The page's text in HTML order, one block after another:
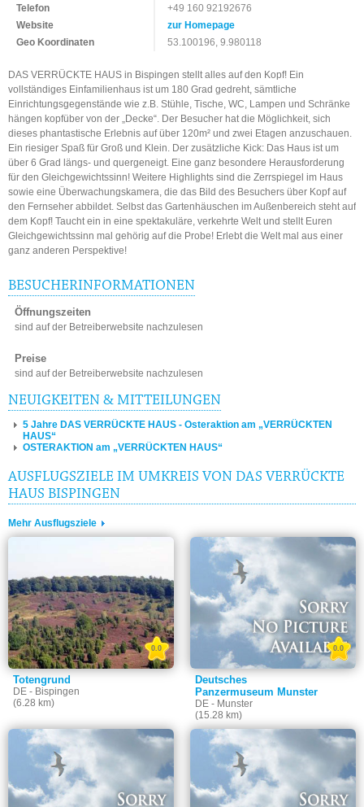
Telefon
+49 160 92192676
Website
zur Homepage
Geo Koordinaten
53.100196, 9.980118
DAS VERRÜCKTE HAUS in Bispingen stellt alles auf den Kopf! Ein
vollständiges Einfamilienhaus ist um 180 Grad gedreht, sämtliche
Einrichtungsgegenstände wie z.B. Stühle, Tische, WC, Lampen und Schränke
hängen kopfüber von der „Decke“. Der Besucher hat die Möglichkeit, sich
dieses phantastische Erlebnis auf über 120m² und zwei Etagen anzuschauen.
Ein riesiger Spaß für Groß und Klein. Der zusätzliche Kick: Das Haus ist um
über 6 Grad längs- und quergeneigt. Eine ganz besondere Herausforderung
für den Gleichgewichtssinn! Weitere Highlights sind die Zerrspiegel im Haus
sowie eine Überwachungskamera, die das Bild des Besuchers über Kopf auf
den Fernseher abbildet. Selbst das Gartenhäuschen im Außenbereich steht auf
dem Kopf! Taucht ein in eine spektakuläre, verkehrte Welt und stellt Euren
Gleichgewichtssinn mal gehörig auf die Probe! Erlebt die Welt mal aus einer
ganz anderen Perspektive!
BESUCHERINFORMATIONEN
Öffnungszeiten
sind auf der Betreiberwebsite nachzulesen
Preise
sind auf der Betreiberwebsite nachzulesen
NEUIGKEITEN & MITTEILUNGEN
5 Jahre DAS VERRÜCKTE HAUS - Osteraktion am „VERRÜCKTEN
HAUS“
OSTERAKTION am „VERRÜCKTEN HAUS“
AUSFLUGSZIELE IM UMKREIS VON DAS VERRÜCKTE
HAUS BISPINGEN
Mehr Ausflugsziele
Totengrund
DE - Bispingen
(6.28 km)
0.0
Deutsches
Panzermuseum Munster
DE - Munster
(15.28 km)
0.0